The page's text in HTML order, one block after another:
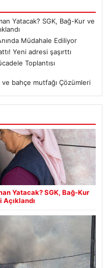
Yatacak? SGK, Bağ-Kur ve
Müdahale Ediliyor
Yeni adresi şaşırttı
Toplantısı
ve bahçe mutfağı Çözümleri
Yatacak? SGK, Bağ-Kur
Açıklandı